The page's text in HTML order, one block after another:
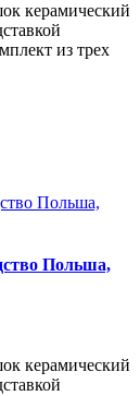
керамический
из трех
Польша,
керамический